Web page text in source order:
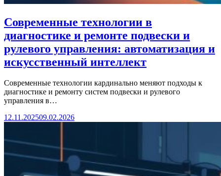
Современные технологии в
диагностике и ремонте подвески и
рулевого управления: автоматизация и
искусственный интеллект
Современные технологии кардинально меняют подходы к
диагностике и ремонту систем подвески и рулевого
управления в…
12.11.202509.02.2026